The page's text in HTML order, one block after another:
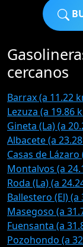
cercanos
Barrax (a 11.22
Lezuza (a 19.86
Gineta (La) (a
Albacete (a
Casas de
Montalvos (a
Roda (La) (a
Ballestero (El) (a
Masegoso (a
Fuensanta (a
Pozohondo (a